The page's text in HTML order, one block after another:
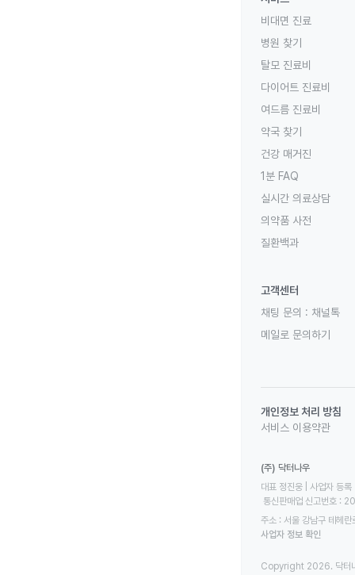
비대면 진료
병원 찾기
탈모 진료비
다이어트 진료비
여드름 진료비
약국 찾기
건강 매거진
1분 FAQ
실시간 의료상담
의약품 사전
질환백과
고객센터
채팅 문의 : 채널톡
메일로 문의하기
개인정보 처리 방침
서비스 이용약관
(주) 닥터나우
대표 정진웅 | 사업자
통신판매업 신고번호
주소 : 서울 강남구 테헤
사업자 정보 확인
Copyright 2026. 닥터